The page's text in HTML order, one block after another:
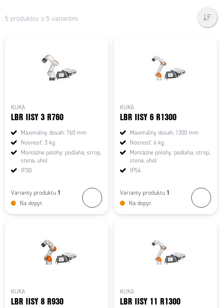
5 produktov s 5 variantmi
KUKA
LBR IISY 3 R760
Maximálny dosah: 760 mm
Nosnosť: 3 kg
Montážne polohy: podlaha, strop,
stena, uhol
IP30
Varianty produktu 1
Na dopyt
KUKA
LBR IISY 6 R1300
Maximálny dosah: 1300 mm
Nosnosť: 6 kg
Montážne polohy: podlaha, strop,
stena, uhol
IP54
Varianty produktu 1
Na dopyt
KUKA
LBR IISY 8 R930
KUKA
LBR IISY 11 R1300